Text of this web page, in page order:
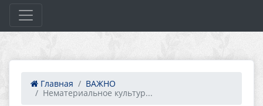
Главная
ВАЖНО
Нематериальное культур...